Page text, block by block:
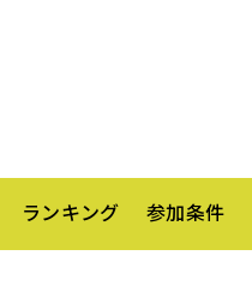
ランキング 参加条件